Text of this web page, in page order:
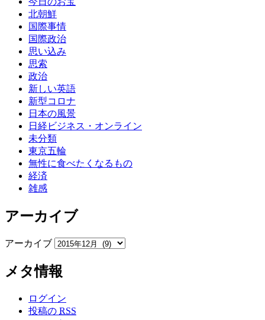
北朝鮮
国際事情
国際政治
思い込み
思索
政治
新しい英語
新型コロナ
日本の風景
日経ビジネス・オンライン
未分類
東京五輪
無性に食べたくなるもの
経済
雑感
アーカイブ
アーカイブ
メタ情報
ログイン
投稿の RSS